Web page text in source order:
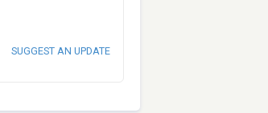
SUGGEST AN UPDATE